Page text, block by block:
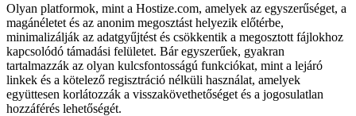
Olyan platformok, mint a Hostize.com, amelyek az egyszerűséget, a
magánéletet és az anonim megosztást helyezik előtérbe,
minimalizálják az adatgyűjtést és csökkentik a megosztott fájlokhoz
kapcsolódó támadási felületet. Bár egyszerűek, gyakran
tartalmazzák az olyan kulcsfontosságú funkciókat, mint a lejáró
linkek és a kötelező regisztráció nélküli használat, amelyek
együttesen korlátozzák a visszakövethetőséget és a jogosulatlan
hozzáférés lehetőségét.